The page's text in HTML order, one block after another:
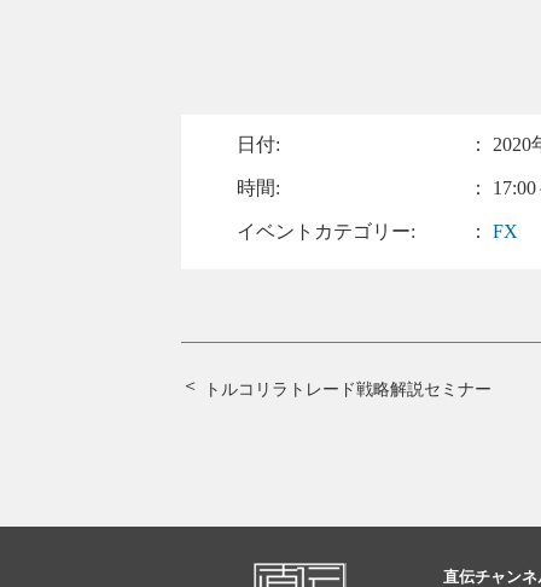
日付: ： 2020
時間: ：
イベントカテゴリー: ：FX
トルコリラトレード戦略解説セミナー
直伝チャン